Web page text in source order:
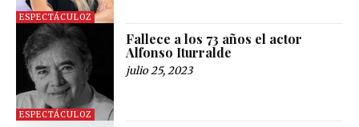
ESPECTÁCULOZ
ESPECTÁCULOZ
Fallece a los 73 años el actor
Alfonso Iturralde
julio 25, 2023